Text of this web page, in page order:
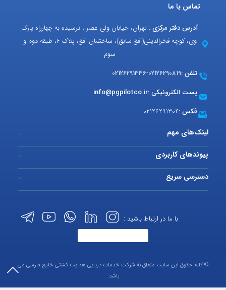
تماس با ما
آدرس دفتر مرکزی : تهران، خیابان ولی عصر ، نرسیده به چهارراه پارک
وی، کوچه فخرالدینی(افق سابق)، ساختمان افق، پلاک 6، طبقه دوم و
سوم
تلفن :02126290819
-
02126291336
پست الکترونیکی :info@pgpilotco.ir
فکس :02126291304
لینک‌های مهم
پیوندهای کاربردی
دسترسی سریع
با ما در ارتباط باشید :
© کلیه حقوق این سایت متعلق به شرکت خدمات دریایی هدایت کشتی خلیج فارسی می
باشد.